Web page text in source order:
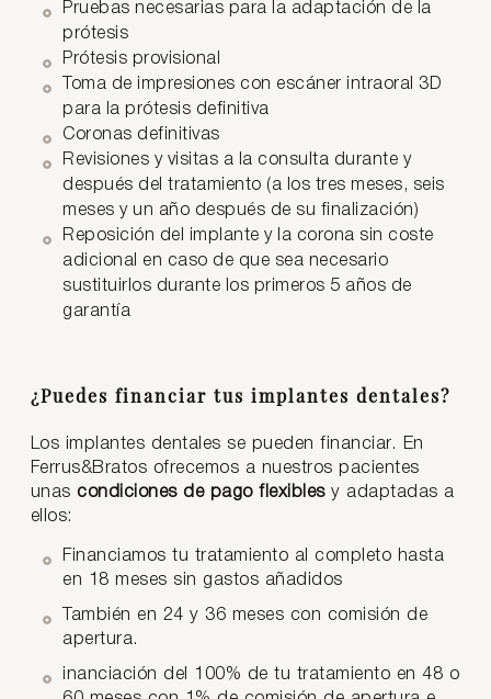
Pruebas necesarias para la adaptación de la
prótesis
Prótesis provisional
Toma de impresiones con escáner intraoral 3D
para la prótesis definitiva
Coronas definitivas
Revisiones y visitas a la consulta durante y
después del tratamiento (a los tres meses, seis
meses y un año después de su finalización)
Reposición del implante y la corona sin coste
adicional en caso de que sea necesario
sustituirlos durante los primeros 5 años de
garantía
¿Puedes financiar tus implantes dentales?
Los implantes dentales se pueden financiar. En
Ferrus&Bratos ofrecemos a nuestros pacientes
unas condiciones de pago flexiblesy adaptadas a
ellos:
Financiamos tu tratamiento al completo hasta
en 18 meses sin gastos añadidos
También en 24 y 36 meses con comisión de
apertura.
inanciación del 100% de tu tratamiento en 48 o